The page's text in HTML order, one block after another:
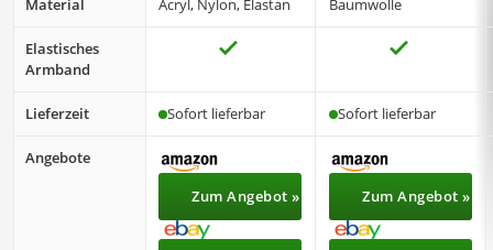
Material ‎Acryl, Nylon, Elastan Baumwolle
Elastisches
Armband
Lieferzeit Sofort lieferbar Sofort lieferbar
Angebote
Zum Angebot »
Zum Angebot »